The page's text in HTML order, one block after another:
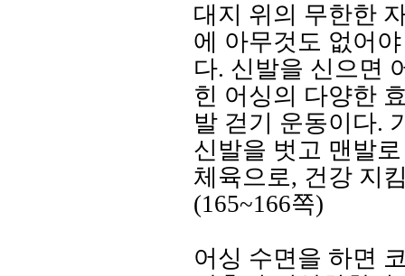
대지 위의 무한한
에 아무것도 없어
다. 신발을 신으면
힌 어싱의 다양한
발 걷기 운동이다.
신발을 벗고 맨발
체육으로, 건강 지
(165~166쪽)
어싱 수면을 하면